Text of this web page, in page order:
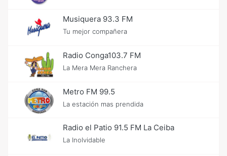
Musiquera 93.3 FM
Tu mejor compañera
Radio Conga103.7 FM
La Mera Mera Ranchera
Metro FM 99.5
La estación mas prendida
Radio el Patio 91.5 FM La Ceiba
La Inolvidable